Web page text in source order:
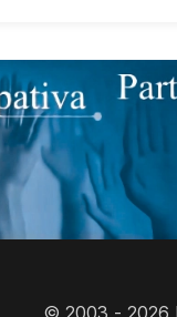
© 2003 - 2026